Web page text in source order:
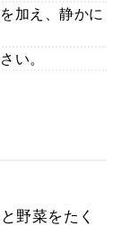
加え、静かに
い。
野菜をたく